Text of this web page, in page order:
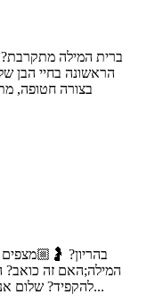
ברית המילה מתקרבת?
הראשונה בחיי הבן
בצורה חטופה,
בהריון?
המילה;האם זה כואב?
להקפיד? שלום אני דוד דדון, מוהל מוסמך, ומוהל במשרד הבטחון...